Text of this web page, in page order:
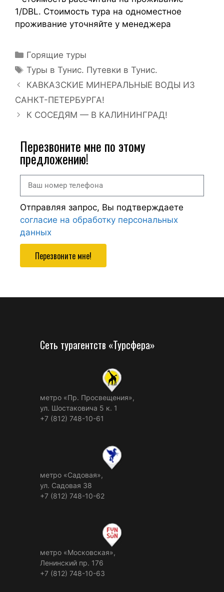
1/DBL. Стоимость тура на одноместное
проживание уточняйте у менеджера
Горящие туры
Туры в Тунис. Путевки в Тунис.
КАВКАЗСКИЕ МИНЕРАЛЬНЫЕ ВОДЫ ИЗ
САНКТ-ПЕТЕРБУРГА!
К СОСЕДЯМ — В КАЛИНИНГРАД!
Перезвоните мне по этому
предложению!
Отправляя запрос, Вы подтверждаете
согласие на обработку персональных
данных
Перезвоните мне!
Сеть турагентств «Турсфера»
метро «Пр. Просвещения»,
ул. Шостаковича 5 к. 1
+7 (812) 748-10-61
метро «Садовая»,
ул. Садовая 38
+7 (812) 748-10-62
метро «Московская»,
Ленинский пр. 176
+7 (812) 748-10-63